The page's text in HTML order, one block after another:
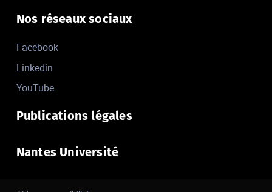
Nos réseaux sociaux
Facebook
Linkedin
YouTube
Publications légales
Nantes Université